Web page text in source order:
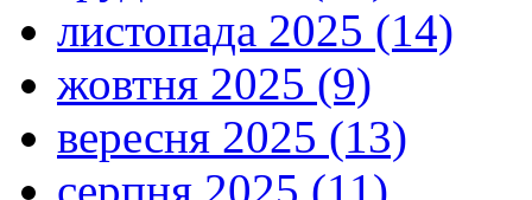
листопада 2025 (14)
жовтня 2025 (9)
вересня 2025 (13)